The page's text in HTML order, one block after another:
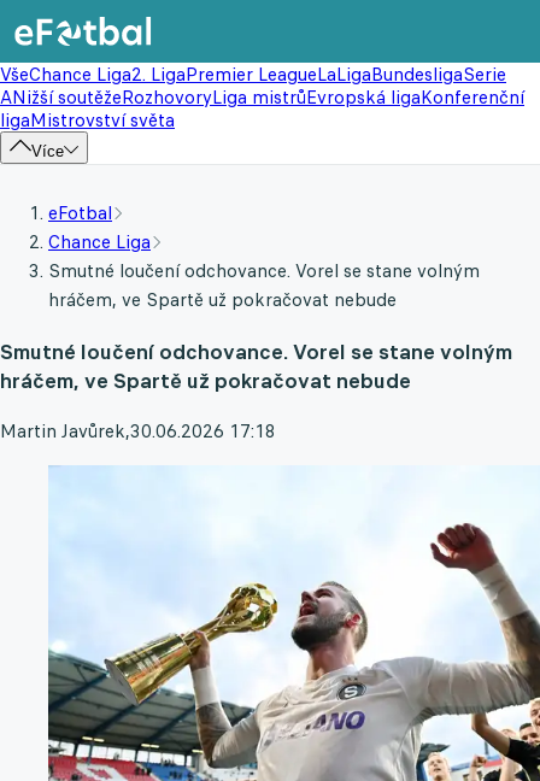
VšeChance Liga2. LigaPremier LeagueLaLigaBundesligaSerie
ANižší soutěžeRozhovoryLiga mistrůEvropská ligaKonferenční
ligaMistrovství světa
Více
eFotbal
Chance Liga
Smutné loučení odchovance. Vorel se stane volným
hráčem, ve Spartě už pokračovat nebude
Smutné loučení odchovance. Vorel se stane volným
hráčem, ve Spartě už pokračovat nebude
Martin Javůrek,30.06.2026 17:18